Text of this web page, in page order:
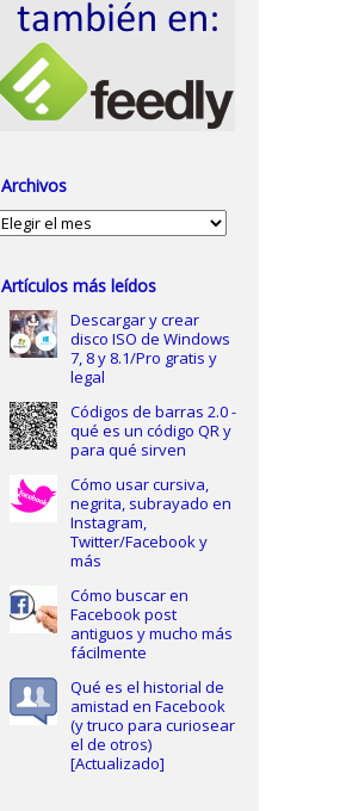
Archivos
Archivos
Artículos más leídos
Descargar y crear
disco ISO de Windows
7, 8 y 8.1/Pro gratis y
legal
Códigos de barras 2.0 -
qué es un código QR y
para qué sirven
Cómo usar cursiva,
negrita, subrayado en
Instagram,
Twitter/Facebook y
más
Cómo buscar en
Facebook post
antiguos y mucho más
fácilmente
Qué es el historial de
amistad en Facebook
(y truco para curiosear
el de otros)
[Actualizado]